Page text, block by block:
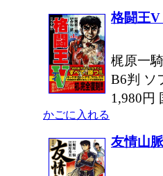
格闘王V
梶原一
B6判 ソ
1,980円
かごに入れる
友情山脈